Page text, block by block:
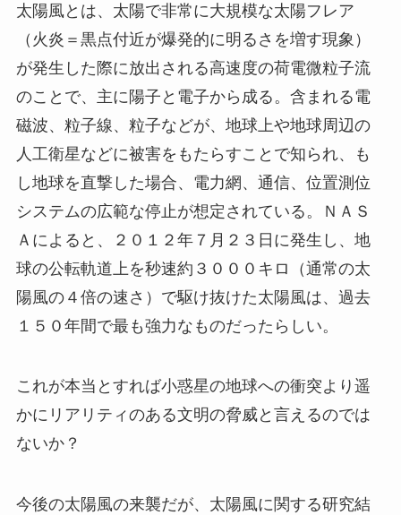
太陽風とは、太陽で非常に大規模な太陽フレア
（火炎＝黒点付近が爆発的に明るさを増す現象）
が発生した際に放出される高速度の荷電微粒子流
のことで、主に陽子と電子から成る。含まれる電
磁波、粒子線、粒子などが、地球上や地球周辺の
人工衛星などに被害をもたらすことで知られ、も
し地球を直撃した場合、電力網、通信、位置測位
システムの広範な停止が想定されている。ＮＡＳ
Ａによると、２０１２年７月２３日に発生し、地
球の公転軌道上を秒速約３０００キロ（通常の太
陽風の４倍の速さ）で駆け抜けた太陽風は、過去
１５０年間で最も強力なものだったらしい。
これが本当とすれば小惑星の地球への衝突より遥
かにリアリティのある文明の脅威と言えるのでは
ないか？
今後の太陽風の来襲だが、太陽風に関する研究結